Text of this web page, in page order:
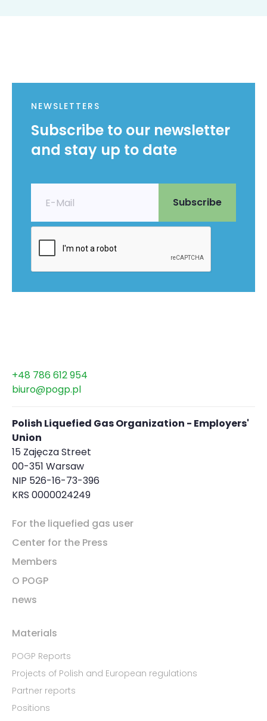
NEWSLETTERS
Subscribe to our newsletter
and stay up to date
+48 786 612 954
biuro@pogp.pl
Polish Liquefied Gas Organization - Employers'
Union
15 Zajęcza Street
00-351 Warsaw
NIP 526-16-73-396
KRS 0000024249
For the liquefied gas user
Center for the Press
Members
O POGP
news
Materials
POGP Reports
Projects of Polish and European regulations
Partner reports
Positions